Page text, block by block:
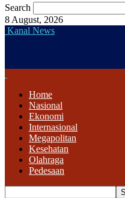
Search
8 August, 2026
Kanal News
Home
Nasional
Ekonomi
Internasional
Megapolitan
Kesehatan
Olahraga
Pedesaan